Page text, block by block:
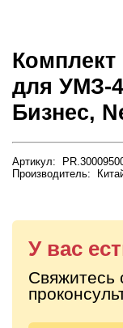
для УМЗ-
Бизнес,
Артикул:
Производитель:
У вас